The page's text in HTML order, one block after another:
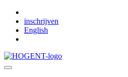
inschrijven
English